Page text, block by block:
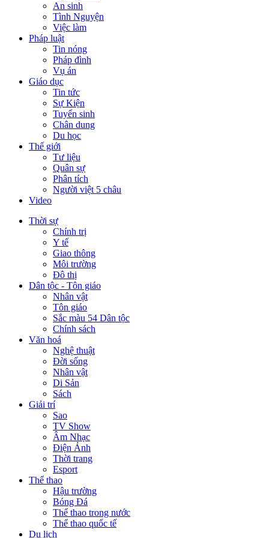
An sinh
Tình Nguyện
Việc làm
Pháp luật
Tin nóng
Pháp đình
Vụ án
Giáo dục
Tin tức
Sự Kiện
Tuyển sinh
Chân dung
Du học
Thế giới
Tư liệu
Quân sự
Phân tích
Người việt 5 châu
Video
Thời sự
Chính trị
Y tế
Giao thông
Môi trường
Đô thị
Dân tộc - Tôn giáo
Nhân vật
Tôn giáo
Sắc màu 54 Dân tộc
Chính sách
Văn hoá
Nghệ thuật
Đời sống
Nhân vật
Di Sản
Sách
Giải trí
Sao
TV Show
Âm Nhạc
Điện Ảnh
Thời trang
Esport
Thể thao
Hậu trường
Bóng Đá
Thể thao trong nước
Thể thao quốc tế
Du lịch